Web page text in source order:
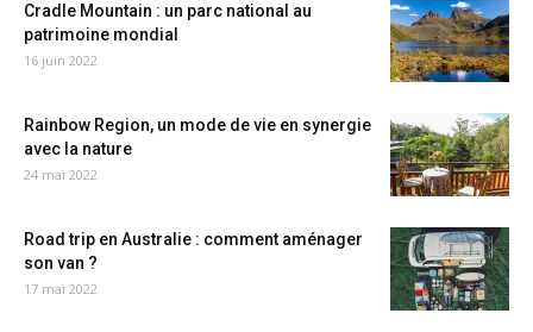
Cradle Mountain : un parc national au
patrimoine mondial
16 juin 2022
Rainbow Region, un mode de vie en synergie
avec la nature
24 mai 2022
Road trip en Australie : comment aménager
son van ?
17 mai 2022